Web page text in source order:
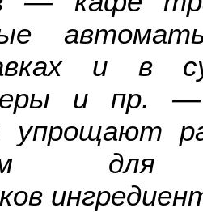
и в
и пр.
упрощают
для